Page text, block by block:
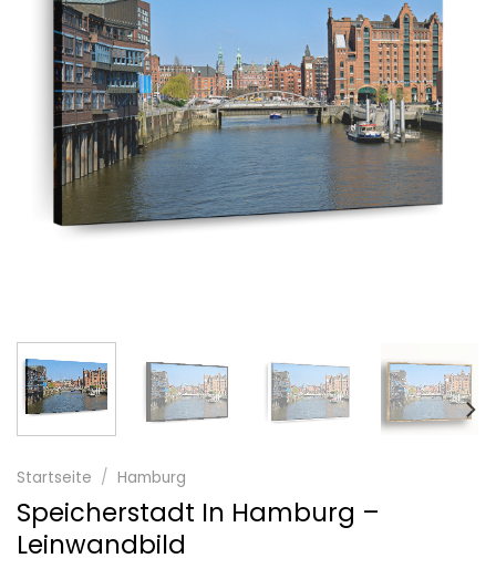
Startseite / Hamburg
Speicherstadt In Hamburg –
Leinwandbild